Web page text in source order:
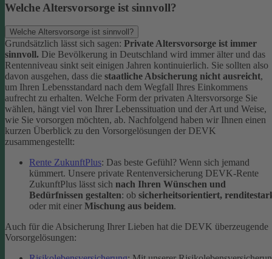
Welche Altersvorsorge ist sinnvoll?
Welche Altersvorsorge ist sinnvoll?
Grundsätzlich lässt sich sagen: Private Altersvorsorge ist immer
sinnvoll. Die Bevölkerung in Deutschland wird immer älter und das
Rentenniveau sinkt seit einigen Jahren kontinuierlich. Sie sollten also
davon ausgehen, dass die staatliche Absicherung nicht ausreicht,
um Ihren Lebensstandard nach dem Wegfall Ihres Einkommens
aufrecht zu erhalten. Welche Form der privaten Altersvorsorge Sie
wählen, hängt viel von Ihrer Lebenssituation und der Art und Weise,
wie Sie vorsorgen möchten, ab. Nachfolgend haben wir Ihnen einen
kurzen Überblick zu den Vorsorgelösungen der DEVK
zusammengestellt:
Rente ZukunftPlus: Das beste Gefühl? Wenn sich jemand
kümmert. Unsere private Rentenversicherung DEVK-Rente
ZukunftPlus lässt sich nach Ihren Wünschen und
Bedürfnissen gestalten: ob sicherheitsorientiert,
oder mit einer Mischung aus beidem.
Auch für die Absicherung Ihrer Lieben hat die DEVK überzeugende
Vorsorgelösungen: